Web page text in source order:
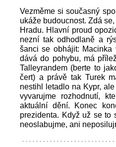
Vezměme si současný
ukáže budoucnost. Zdá
Hradu. Hlavní proud
nezní tak odhodlaně a
šanci se obhájit:
dává do pohybu, má
Talleyrandem (berte to
čert) a právě tak Turek
nestihl letadlo na Kypr,
vyvarujme rozhodnutí,
aktuální dění. Konec
prezidenta. Když už se to
neoslabujme, ani